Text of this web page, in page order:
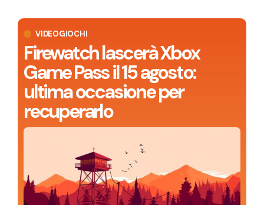
VIDEOGIOCHI
Firewatch lascerà Xbox
Game Pass il 15 agosto:
ultima occasione per
recuperarlo